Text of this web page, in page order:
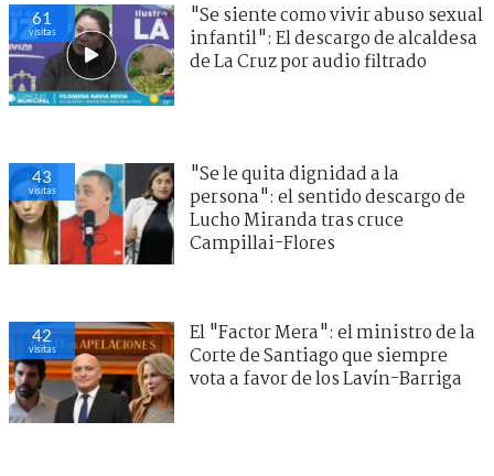
61
visitas
"Se siente como vivir abuso sexual
infantil": El descargo de alcaldesa
de La Cruz por audio filtrado
43
visitas
"Se le quita dignidad a la
persona": el sentido descargo de
Lucho Miranda tras cruce
Campillai-Flores
42
visitas
El "Factor Mera": el ministro de la
Corte de Santiago que siempre
vota a favor de los Lavín-Barriga